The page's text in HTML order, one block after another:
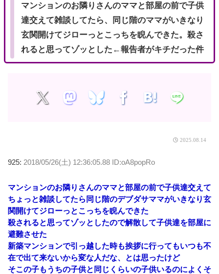
マンションのお隣りさんのママと部屋の前で子供
達交えて雑談してたら、同じ階のママがいきなり
玄関開けてジローっとこっちを睨んできた。殺さ
れると思ってゾッとした←報告者がキチだった件
2025.08.14
925: 2018/05/26(土) 12:36:05.88 ID:oA8popRo
マンションのお隣りさんのママと部屋の前で子供達交えて
ちょっと雑談してたら同じ階のデブダサママがいきなり玄
関開けてジローっとこっちを睨んできた
殺されると思ってゾッとしたので解散して子供達を部屋に
避難させた
新築マンションで引っ越した時も挨拶に行ってもいつも不
在で出て来ないから変な人だな、とは思ったけど
そこの子もうちの子供と同じくらいの子供いるのによくそ